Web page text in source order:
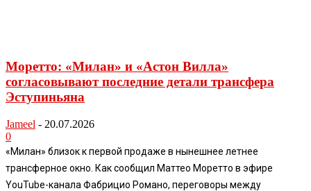
Моретто: «Милан» и «Астон Вилла»
согласовывают последние детали трансфера
Эступиньяна
Jameel - 20.07.2026
0
«Милан» близок к первой продаже в нынешнее летнее
трансферное окно. Как сообщил Маттео Моретто в эфире
YouTube-канала Фабрицио Романо, переговоры между